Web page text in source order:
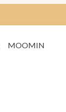
MOOMIN